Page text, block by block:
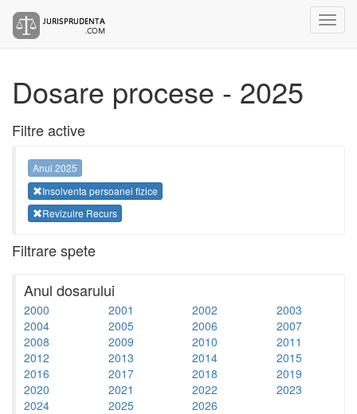
Dosare procese - 2025
Filtre active
Anul 2025
Insolventa persoanei fizice
Revizuire Recurs
Filtrare spete
Anul dosarului
2000 2001 2002
2003
2004
2005 2006
2007
2008
2009 2010
2011
2012
2013 2014
2015
2016
2017 2018
2019
2020
2021 2022
2023
2024
2025 2026